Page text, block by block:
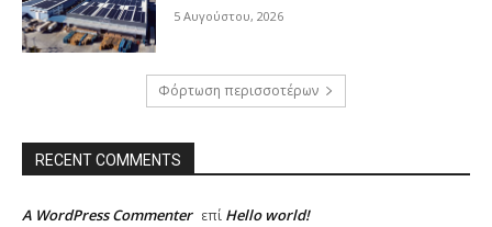
5 Αυγούστου, 2026
Φόρτωση περισσοτέρων
RECENT COMMENTS
A WordPress Commenter επί Hello world!